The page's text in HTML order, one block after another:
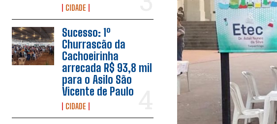
CIDADE
Sucesso: 1º
Churrascão da
Cachoeirinha
arrecada R$ 93,8 mil
para o Asilo São
Vicente de Paulo
CIDADE